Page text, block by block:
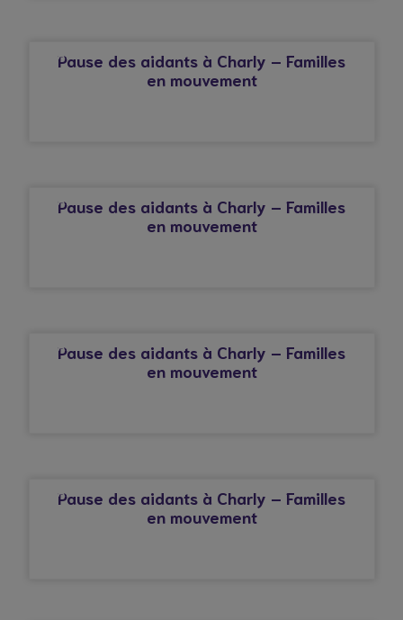
CHARLY
Pause des aidants à Charly – Familles
en mouvement
CHARLY
Pause des aidants à Charly – Familles
en mouvement
CHARLY
Pause des aidants à Charly – Familles
en mouvement
CHARLY
Pause des aidants à Charly – Familles
en mouvement